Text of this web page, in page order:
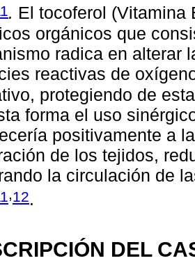
. El tocoferol (Vitamina
orgánicos que
radica en alterar
reactivas de
protegiendo de
forma el uso
positivamente a
de los tejidos,
la circulación de
,12.
DEL